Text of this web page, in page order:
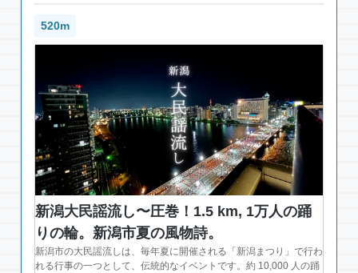
520m
新潟大民謡流し〜圧巻！1.5 km, 1万人の踊
りの輪。新潟市夏の風物詩。
新潟市の大民謡流しは、毎年夏に開催される「新潟まつり」で行わ
れる行事の一つとして、伝統的なイベントです。約 10,000 人の踊